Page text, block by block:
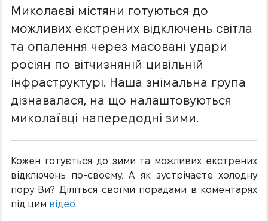
Миколаєві містяни готуються до
можливих екстрених відключень світла
та опалення через масовані удари
росіян по вітчизняній цивільній
інфраструктурі. Наша знімальна група
дізнавалася, на що налаштовуються
миколаївці напередодні зими.
Кожен готується до зими та можливих екстрених
відключень по-своєму. А як зустрічаєте холодну
пору Ви? Діліться своїми порадами в коментарях
під цим відео.